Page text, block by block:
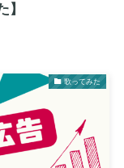
歌ってみた